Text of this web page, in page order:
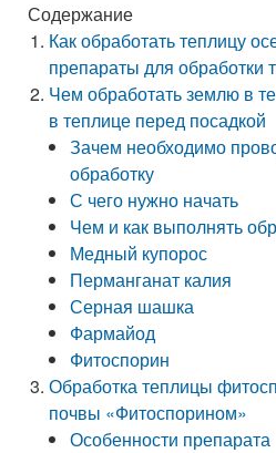
Содержание
Как обработать теплицу
препараты для обработки
Чем обработать землю в
в теплице перед посадкой
Зачем необходимо
обработку
С чего нужно начать
Чем и как выполнять
Медный купорос
Перманганат калия
Серная шашка
Фармайод
Фитоспорин
Обработка теплицы
почвы «Фитоспорином»
Особенности препарата